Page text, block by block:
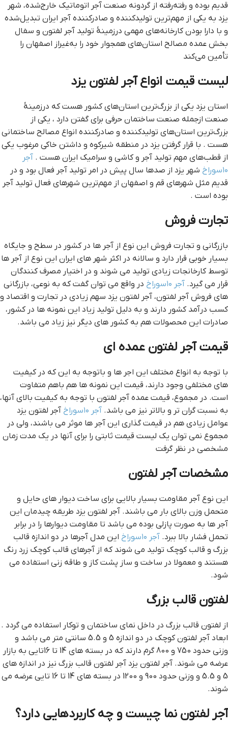
قدیم بوده و رفته‌رفته از گردونه صنعت آجر اتوماتیک خارج‌شده، شهر
یزد به یکی از مهم‌ترین تولیدکننده و صادرکننده آجر ایران تبدیل‌شده
و با دارا بودن کارخانه‌های مهمی درزمینهٔ تولید آجر لفتون و سفال
بخش عمده مصالح استان‌های همجوار خود را به‌غیراز اصفهان را
تأمین می‌کند
لیست قیمت انواع آجر لفتون یزد
استان یزد یکی از بزرگ‌ترین استان‌های کشور هست که درزمینهٔ
صنعت ازجمله صنعت ساختمان حرفی برای گفتن دارد ، یکی از
بزرگ‌ترین استان‌های تولیدکننده و صادرکننده انواع مصالح ساختمانی
هست . با قرار گرفتن یزد در منطقه شیرکوه و داشتن خاکی مرغوب یکی
از قطب‌های مهم تولید آجر و کاشی و سرامیک ایران هست . آجر
۱۰سوراخ
شهر یزد از صدها سال پیش در امر تولید آجر فعال بود و در
قدیم مثل شهرهای قم و اصفهان از مهم‌ترین شهرهای فعال تولید آجر
بوده است .
تجارت فروش
بازرگانی و تجارت فروش این نوع از آجر ها در کشور در سطح و جایگاه
بسیار خوبی قرار دارد و سالانه در اکثر شهر های ایران این نوع از آجر ها
توسط کارخانجات زیادی تولید می شوند و در اختیار مصرف کنندگان
قرار می گیرد. آجر ۱۰سوراخ
در واقع می توان گفت که به نوعی، بازرگانی
های فروش آجر لفتون، آجر لفتون یزد سهم زیادی در تجارت و اقتصاد و
کسب درآمد کشور دارند و به دلیل تولید زیاد این نمونه ها در کشور،
صادرات این محصولات هم به کشور های دیگر نیز زیاد می باشد.
قیمت آجر لفتون عمده ای
با توجه به انواع مختلف این اجر ها و باتوجه به این که در کیفیت
های مختلفی وجود دارند، قیمت این نمونه ها هم باهم متفاوت
است. در مجموع، قیمت عمده آجر لفتون با توجه به کیفیت بالای آنها،
به نسبت گران تر و بالاتر نیز می باشد. آجر ۱۰سوراخ
آجر لفتون یزد
عوامل زیادی هم در قیمت گذاری این آجر ها موثر می باشند، ولی در
مجموع نمی توان یک لیست قیمت ثابتی را برای آنها در یک مدت زمان
مشخصی در نظر گرفت
مشخصات آجر لفتون
این نوع آجر مقاومت بسیار بالایی برای ساخت دیوار های حایل و
متحمل وزن بالای بار می باشند. آجر لفتون یزد طریقه چیدمان این
آجر ها به صورت پازلی بوده می باشد تا مقاومت دیوارها را در برابر
تحمل فشار بالا ببرد. آجر ۱۰سوراخ
این مدل آجرها در دو اندازه قالب
بزرگ و قالب کوچک تولید می شوند که از آجرهای قالب کوچک زرد رنگ
هستند و معمولا در ساخت و ساز پشت کاز و طاقه زنی استفاده می
شود.
لفتون قالب بزرگ
از لفتون قالب بزرگ در داخل نمای ساختمان و توکار استفاده می گردد .
ابعاد آجر لفتون کوچک در دو اندازه 5 و 5.5 سانتی متر می باشد و
وزنی حدود 750 و 800 گرم دارند که در بسته های 14 تا 16تایی به بازار
عرضه می شوند. آجر لفتون یزد آجر لفتون قالب بزرگ نیز در اندازه های
5 و 5.5 و وزنی حدود 900 و 1200 در بسته های 14 تا 16 تایی عرضه می
شوند.
آجر لفتون نما چیست و چه کاربردهایی دارد؟